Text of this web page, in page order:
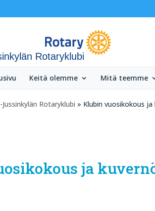
Rotaryklubi
Keitä olemme Mitä teemme
Rotaryklubi » Klubin vuosikokous
ja